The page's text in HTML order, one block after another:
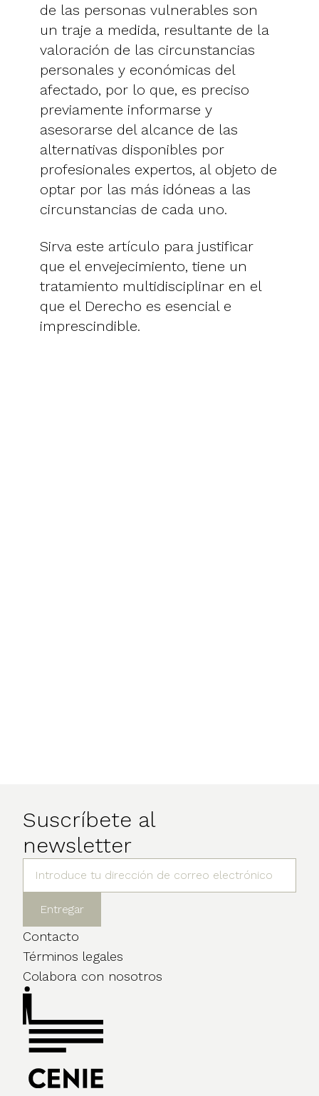
de las personas vulnerables son
un traje a medida, resultante de la
valoración de las circunstancias
personales y económicas del
afectado, por lo que, es preciso
previamente informarse y
asesorarse del alcance de las
alternativas disponibles por
profesionales expertos, al objeto de
optar por las más idóneas a las
circunstancias de cada uno.
Sirva este artículo para justificar
que el envejecimiento, tiene un
tratamiento multidisciplinar en el
que el Derecho es esencial e
imprescindible.
Suscríbete al
newsletter
Contacto
Términos legales
Colabora con nosotros